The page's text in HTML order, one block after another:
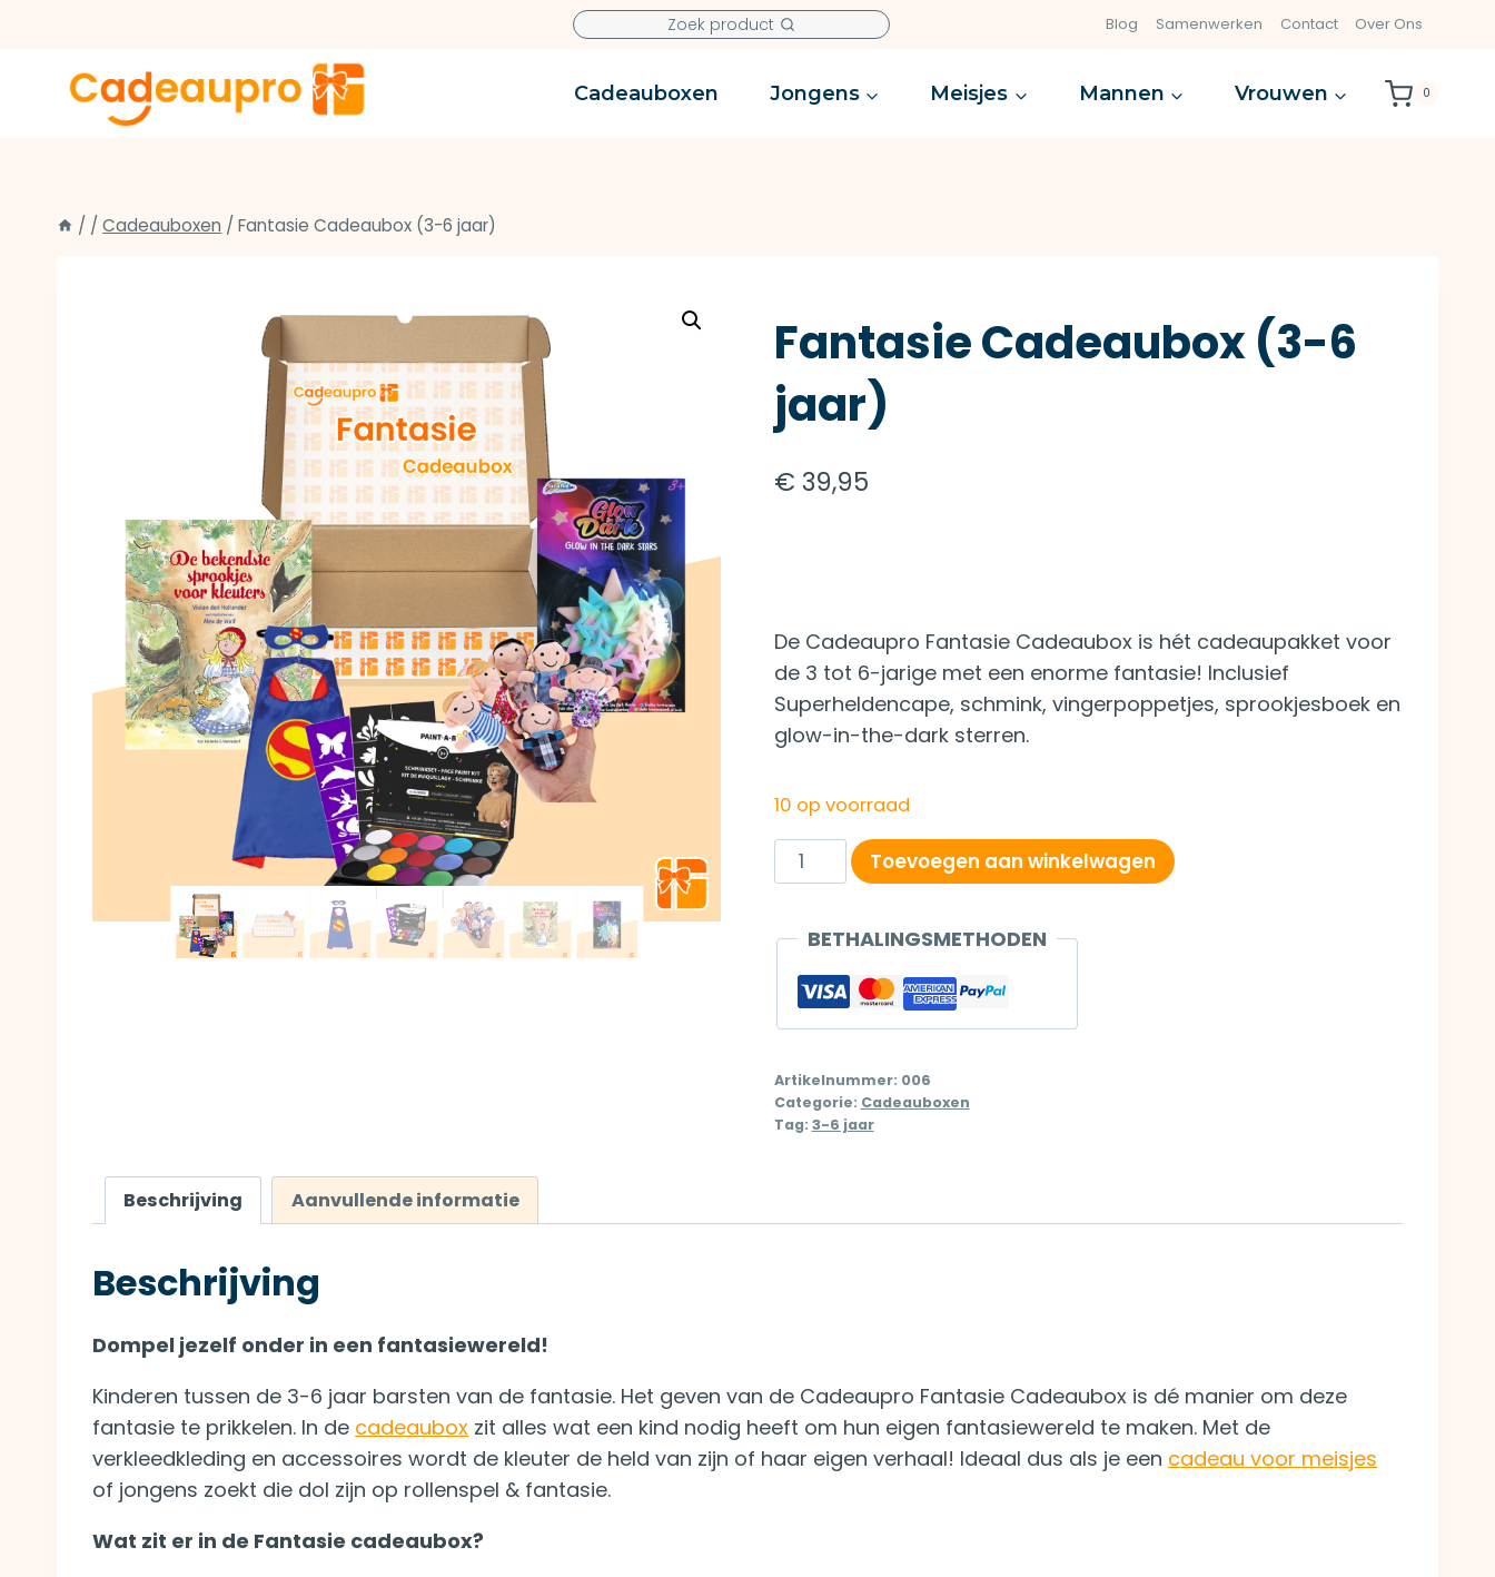
Zoek product Blog Samenwerken Contact Over Ons
Cadeauboxen Jongens Meisjes Mannen Vrouwen 0
/ / Cadeauboxen / Fantasie Cadeaubox (3-6 jaar)
Fantasie Cadeaubox (3-6
jaar)
€ 39,95
De Cadeaupro Fantasie Cadeaubox is hét cadeaupakket voor
de 3 tot 6-jarige met een enorme fantasie! Inclusief
Superheldencape, schmink, vingerpoppetjes, sprookjesboek en
glow-in-the-dark sterren.
10 op voorraad
Fantasie
Cadeaubox
6
jaar)
aantal
Toevoegen aan winkelwagen
BETHALINGSMETHODEN
Artikelnummer: 006
Categorie: Cadeauboxen
Tag: 3-6 jaar
Beschrijving Aanvullende informatie
Beschrijving
Dompel jezelf onder in een fantasiewereld!
Kinderen tussen de 3-6 jaar barsten van de fantasie. Het geven van de Cadeaupro Fantasie Cadeaubox is dé manier om deze
fantasie te prikkelen. In de cadeaubox zit alles wat een kind nodig heeft om hun eigen fantasiewereld te maken. Met de
verkleedkleding en accessoires wordt de kleuter de held van zijn of haar eigen verhaal! Ideaal dus als je een cadeau voor meisjes
of jongens zoekt die dol zijn op rollenspel & fantasie.
Wat zit er in de Fantasie cadeaubox?